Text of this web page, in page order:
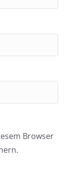
Browser